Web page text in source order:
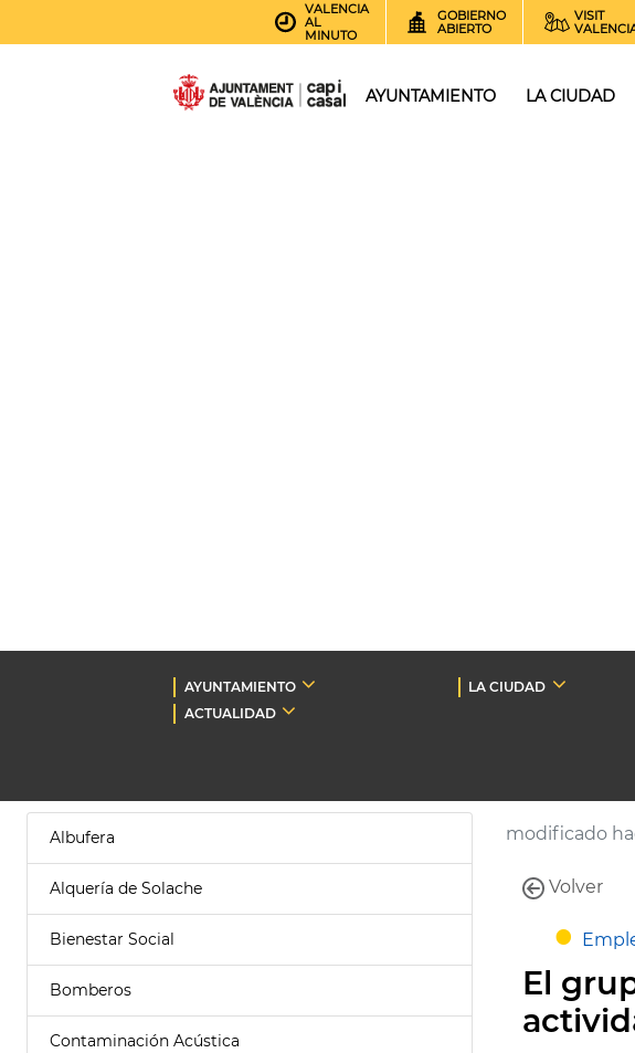
VALENCIA
AL
MINUTO
GOBIERNO
ABIERTO
VISIT
AYUNTAMIENTO LA CIUDAD
AYUNTAMIENTO LA CIUDAD
ACTUALIDAD
Albufera
Alquería de Solache
Bienestar Social
Bomberos
Contaminación Acústica
modificado
Volver
El